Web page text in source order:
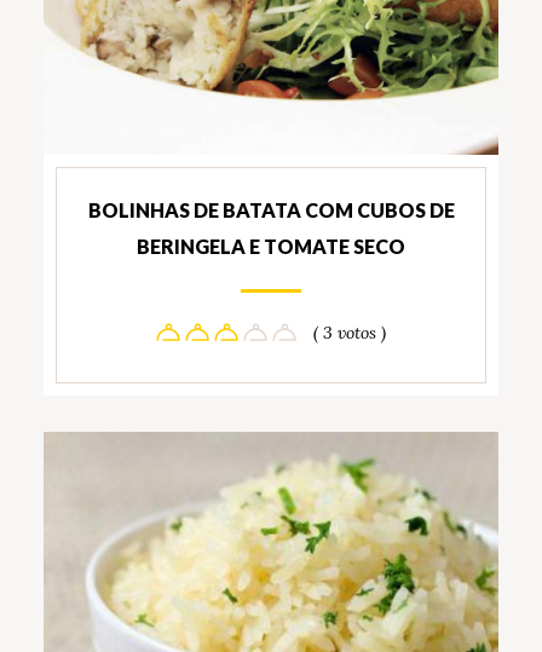
BOLINHAS DE BATATA COM CUBOS DE
BERINGELA E TOMATE SECO
( 3 votos )